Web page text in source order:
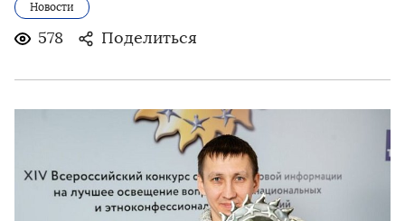
Новости
578 Поделиться